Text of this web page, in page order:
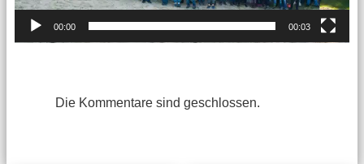
00:00 00:03
Die Kommentare sind geschlossen.